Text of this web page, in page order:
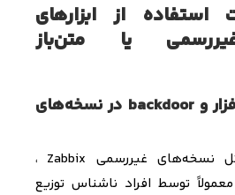
استفاده از ابزارهای
یا متن‌باز
احتمال جاسازی بدافزار و backdoor در نسخه‌های
نسخه‌های غیررسمی Zabbix ،
معمولاً توسط افراد ناشناس توزیع